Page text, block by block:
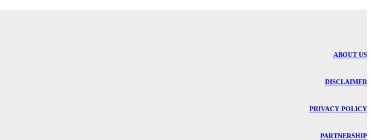
ABOUT US
DISCLAIMER
PRIVACY POLICY
PARTNERSHIP